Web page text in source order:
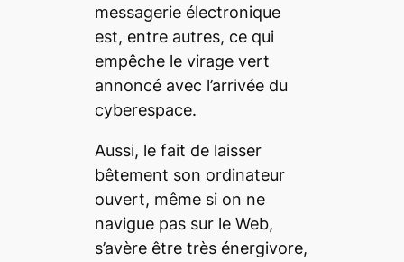
messagerie électronique
est, entre autres, ce qui
empêche le virage vert
annoncé avec l’arrivée du
cyberespace.
Aussi, le fait de laisser
bêtement son ordinateur
ouvert, même si on ne
navigue pas sur le Web,
s’avère être très énergivore,